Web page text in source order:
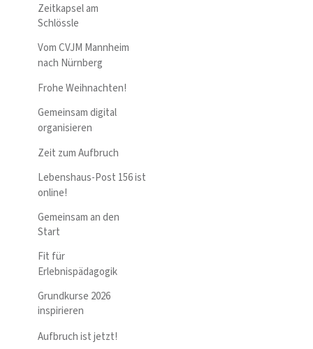
Zeitkapsel am
Schlössle
Vom CVJM Mannheim
nach Nürnberg
Frohe Weihnachten!
Gemeinsam digital
organisieren
Zeit zum Aufbruch
Lebenshaus-Post 156 ist
online!
Gemeinsam an den
Start
Fit für
Erlebnispädagogik
Grundkurse 2026
inspirieren
Aufbruch ist jetzt!